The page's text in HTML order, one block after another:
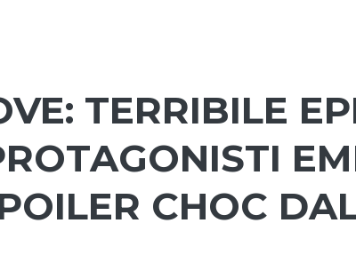
TERRIBILE
CHOC